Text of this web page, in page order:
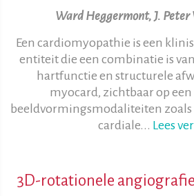
Ward Heggermont, J. Peter
Een cardiomyopathie is een
entiteit die een combinatie is
hartfunctie en structurele
myocard, zichtbaar op
beeldvormingsmodaliteiten
cardiale... Lees
3D-rotationele